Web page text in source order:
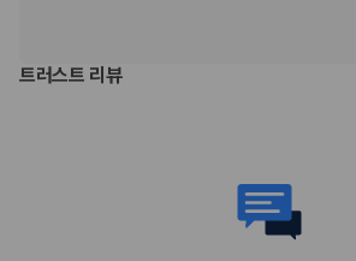
반려동물 동반 불가
트러스트 리뷰